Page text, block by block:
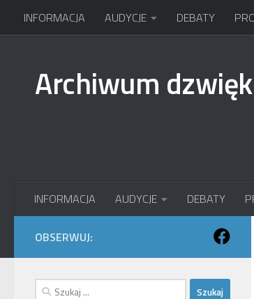
Przejdź do treści
INFORMACJA AUDYCJE DEBATY
Archiwum
INFORMACJA AUDYCJE DEBATY
OBSERWUJ:
Szukaj: